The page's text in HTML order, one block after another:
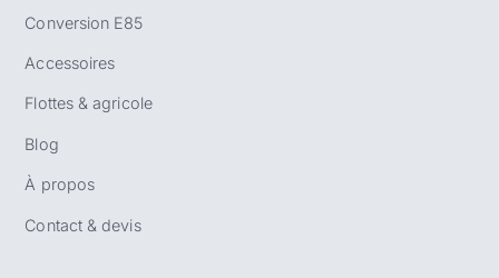
Conversion E85
Accessoires
Flottes & agricole
Blog
À propos
Contact & devis